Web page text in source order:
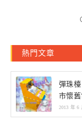
熱門文章
彈珠
市懷
2013 年 6